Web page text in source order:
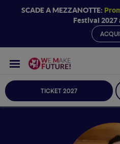
SCADE A MEZZANOTTE:
Festival 2027
TICKET 2027